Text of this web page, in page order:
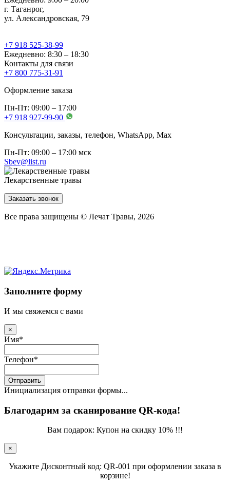
г. Таганрог,
ул. Александровская, 79
+7 918 525-38-99
Ежедневно: 8:30 – 18:30
Контакты для связи
+7 800 775-31-91
Оформление заказа
Пн-Пт: 09:00 – 17:00
+7 918 927-99-90
Консультации, заказы, телефон, WhatsApp, Мах
Пн-Пт: 09:00 – 17:00 мск
Sbev@list.ru
Лекарственные травы
Заказать звонок
Все права защищены © Лечат Травы, 2026
Заполните форму
И мы свяжемся с вами
×
Имя*
Телефон*
Отправить
Инициализация отправки формы...
Благодарим за сканирование QR-кода!
Вам подарок: Купон на скидку 10% !!!
×
Укажите Дисконтный код: QR-001 при оформлении заказа в
корзине!